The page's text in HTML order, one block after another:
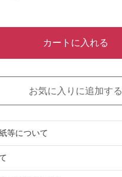
カートに入れる
お気に入りに追加する
等について